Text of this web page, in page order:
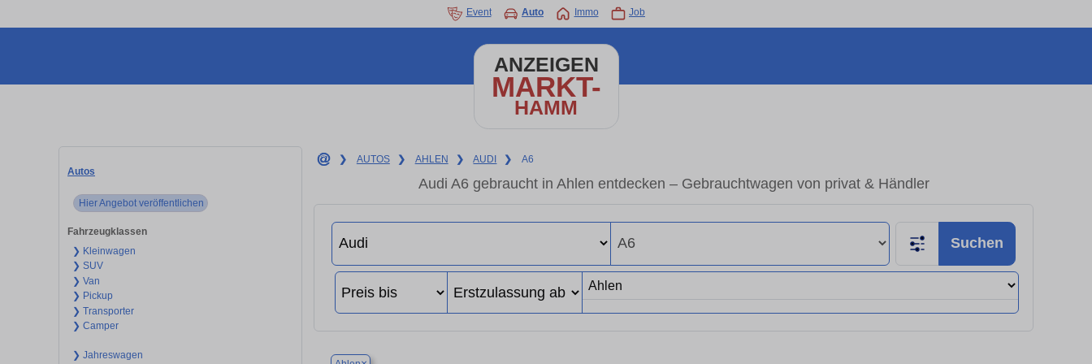
Event Auto Immo Job
ANZEIGEN
MARKT-
HAMM
Autos
Hier Angebot veröffentlichen
Fahrzeugklassen
❯ Kleinwagen
❯ SUV
❯ Van
❯ Pickup
❯ Transporter
❯ Camper
❯ Jahreswagen
❯ AUTOS ❯ AHLEN ❯ AUDI ❯ A6
Audi A6 gebraucht in Ahlen entdecken – Gebrauchtwagen von privat & Händler
Suchen